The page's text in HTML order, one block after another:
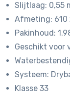
€
Slijtlaag: 0,55
Afmeting: 610
Pakinhoud:
Geschikt voor
Systeem:
Klasse 33